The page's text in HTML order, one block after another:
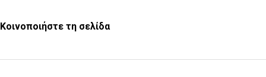
Κοινοποιήστε τη σελίδα